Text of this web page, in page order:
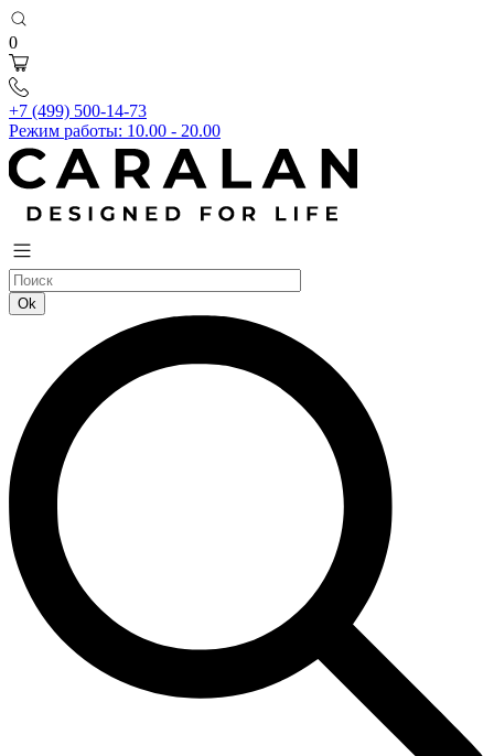
0
+7 (499) 500-14-73
Режим работы: 10.00 - 20.00